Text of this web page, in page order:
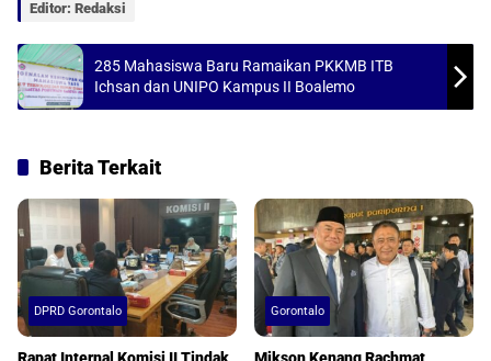
p
k
Editor: Redaksi
285 Mahasiswa Baru Ramaikan PKKMB ITB
Ichsan dan UNIPO Kampus II Boalemo
Berita Terkait
DPRD Gorontalo Gorontalo